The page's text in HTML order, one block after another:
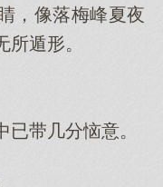
，像落梅峰夏夜
遁形。
带几分恼意。